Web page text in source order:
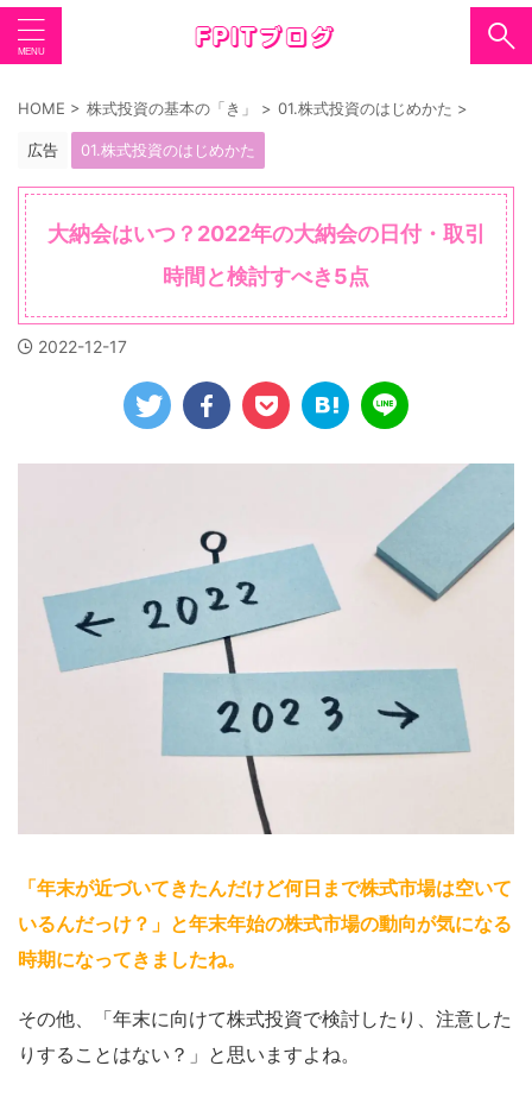
HOME > 株式投資の基本の「き」 > 01.株式投資のはじめかた >
広告 01.株式投資のはじめかた
大納会はいつ？2022年の大納会の日付・取引
時間と検討すべき5点
2022-12-17
「年末が近づいてきたんだけど何日まで株式市場は空いて
いるんだっけ？」と年末年始の株式市場の動向が気になる
時期になってきましたね。
その他、「年末に向けて株式投資で検討したり、注意した
りすることはない？」と思いますよね。